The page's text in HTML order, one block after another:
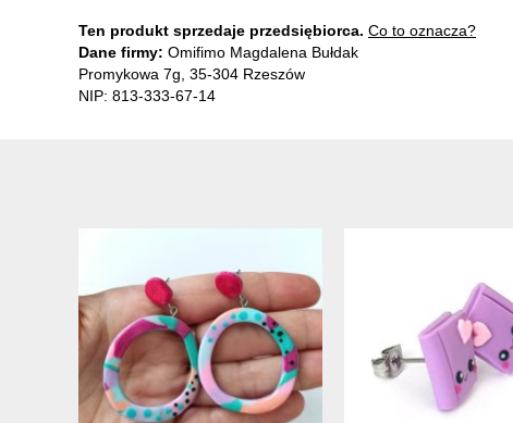
Ten produkt sprzedaje przedsiębiorca. Co to oznacza?
Dane firmy: Omifimo Magdalena Bułdak
Promykowa 7g, 35-304 Rzeszów
NIP: 813-333-67-14